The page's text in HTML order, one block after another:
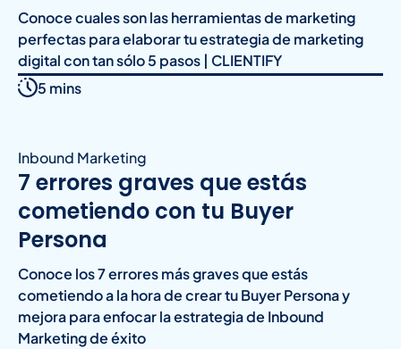
Conoce cuales son las herramientas de marketing
perfectas para elaborar tu estrategia de marketing
digital con tan sólo 5 pasos | CLIENTIFY
5 mins
Inbound Marketing
7 errores graves que estás
cometiendo con tu Buyer
Persona
Conoce los 7 errores más graves que estás
cometiendo a la hora de crear tu Buyer Persona y
mejora para enfocar la estrategia de Inbound
Marketing de éxito